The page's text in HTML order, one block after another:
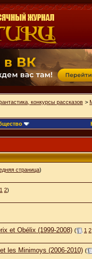
конкурсы рассказов >
страница)
1 2)
et Obélix (1999-2008) ( 1 2
les Minimoys (2006-2010) (